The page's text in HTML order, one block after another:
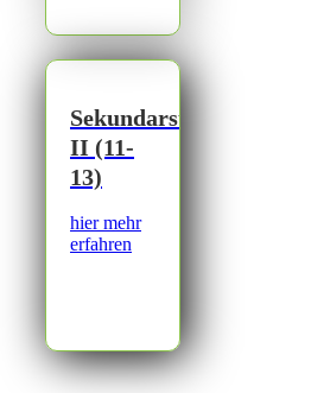
Sekundarstufe
II (11-
13)
hier mehr
erfahren